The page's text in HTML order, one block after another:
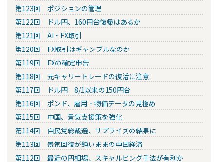
第123回 ポジションの管理
第122回 ドル円、160円台復帰はあるか
第121回 AI・FX取引
第120回 FX取引はギャンブルなのか
第119回 FXの確定申告
第118回 元キャリートレードの復活に注意
第117回 ドル円 8/1以来の150円台
第116回 ポンド、雇用・物価データの見極め
第115回 中国、景気支援策を強化
第114回 自民党総裁選、サプライズの結果に
第113回 景気回復が鈍いままの中国経済
第112回 最近の円相場、スキャルピング手法が有利か